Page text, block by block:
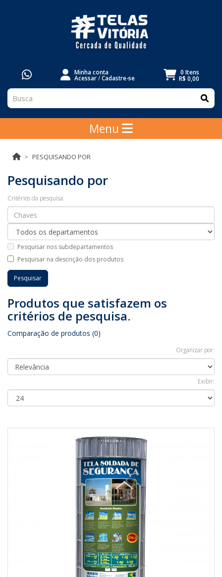
Minha conta
Acessar/Cadastre-se
0 Itens
R$ 0,00
Menu
PESQUISANDO POR
Pesquisando por
Critérios da pesquisa:
Pesquisar nos subdepartamentos
Pesquisar na descrição dos produtos
Produtos que satisfazem os
critérios de pesquisa.
Comparação de produtos (0)
Organizar por:
Exibir: